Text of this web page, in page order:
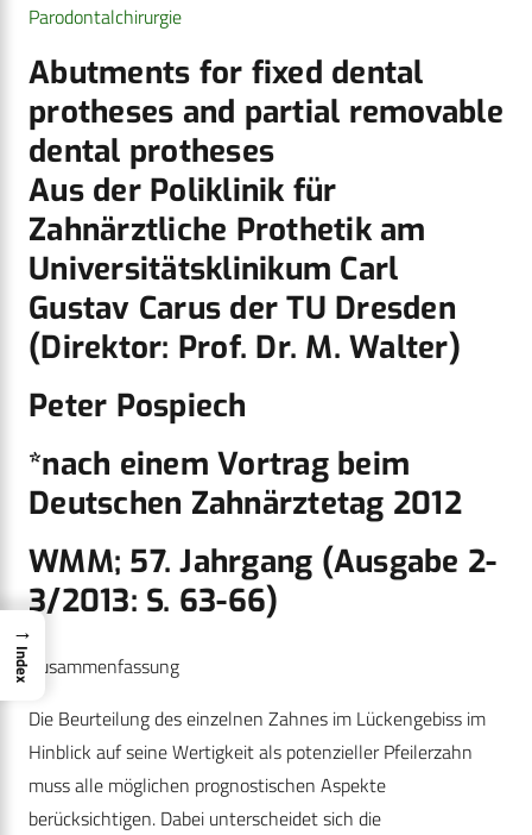
Parodontalchirurgie
Abutments for fixed dental
protheses and partial removable
dental protheses
Aus der Poliklinik für
Zahnärztliche Prothetik am
Universitätsklinikum Carl
Gustav Carus der TU Dresden
(Direktor: Prof. Dr. M. Walter)
Peter Pospiech
*nach einem Vortrag beim
Deutschen Zahnärztetag 2012
WMM; 57. Jahrgang (Ausgabe 2-
3/2013: S. 63-66)
Zusammenfassung
Die Beurteilung des einzelnen Zahnes im Lückengebiss im
Hinblick auf seine Wertigkeit als potenzieller Pfeilerzahn
muss alle möglichen prognostischen Aspekte
berücksichtigen. Dabei unterscheidet sich die
→
Index